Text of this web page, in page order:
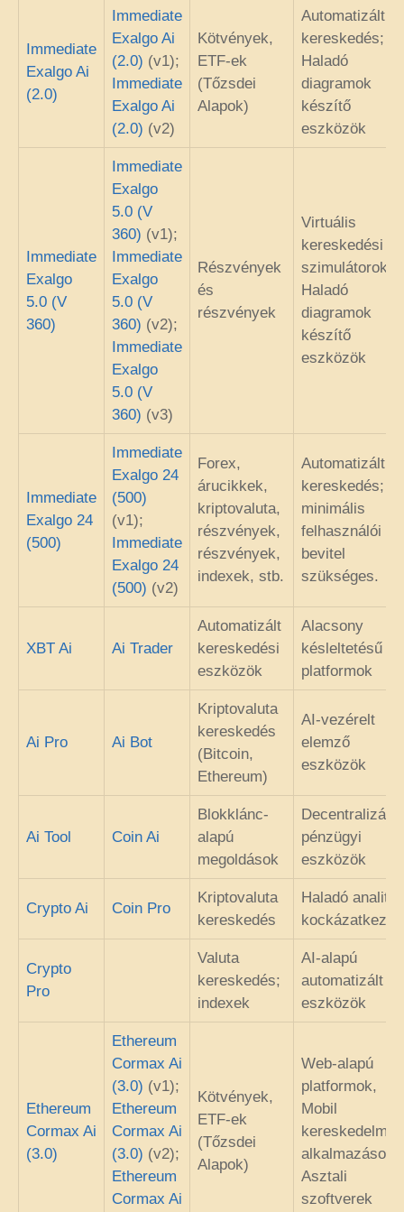
Immediate
Exalgo Ai
(2.0)
Immediate
Exalgo Ai
(2.0) (v1);
Immediate
Exalgo Ai
(2.0) (v2)
Kötvények,
ETF-ek
(Tőzsdei
Alapok)
Automatizált
kereskedés;
Haladó
diagramok
készítő
eszközök
Immediate
Exalgo
5.0 (V
360)
Immediate
Exalgo
5.0 (V
360) (v1);
Immediate
Exalgo
5.0 (V
360) (v2);
Immediate
Exalgo
5.0 (V
360) (v3)
Részvények
és
részvények
Virtuális
kereskedési
szimulátorok;
Haladó
diagramok
készítő
eszközök
Immediate
Exalgo 24
(500)
Immediate
Exalgo 24
(500)
(v1);
Immediate
Exalgo 24
(500) (v2)
Forex,
árucikkek,
kriptovaluta,
részvények,
részvények,
indexek, stb.
Automatizált
kereskedés;
minimális
felhasználói
bevitel
szükséges.
XBT Ai Ai Trader
Automatizált
kereskedési
eszközök
Alacsony
késleltetésű
platformok
Ai Pro Ai Bot
Kriptovaluta
kereskedés
(Bitcoin,
Ethereum)
AI-vezérelt
elemző
eszközök
Ai Tool Coin Ai
Blokklánc-
alapú
megoldások
Decentralizált
pénzügyi
eszközök
Crypto Ai Coin Pro
Kriptovaluta
kereskedés
Haladó
Crypto
Pro
Valuta
kereskedés;
indexek
AI-alapú
automatizált
eszközök
Ethereum
Cormax Ai
(3.0)
Ethereum
Cormax Ai
(3.0) (v1);
Ethereum
Cormax Ai
(3.0) (v2);
Ethereum
Cormax Ai
Kötvények,
ETF-ek
(Tőzsdei
Alapok)
Web-alapú
platformok,
Mobil
kereskedelmi
alkalmazások,
Asztali
szoftverek